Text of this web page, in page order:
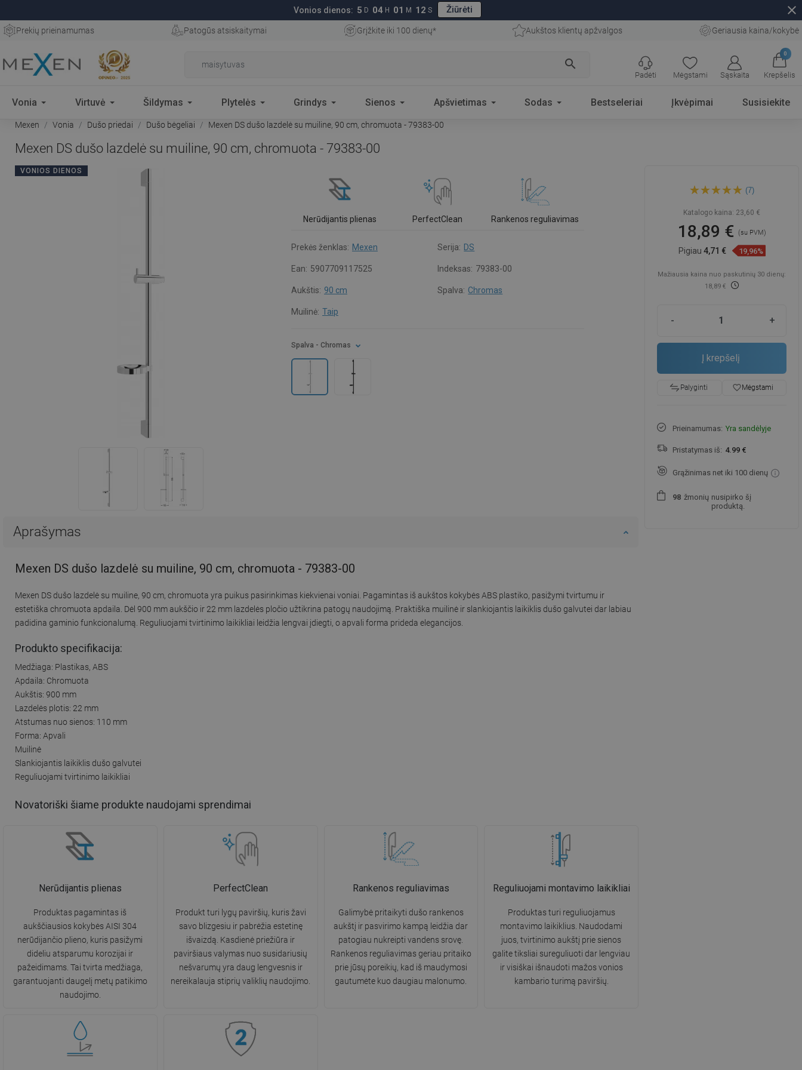
Vonios dienos: 5 D 04 H 01 M 11 S Žiūrėti close
Prekių prieinamumas Patogūs atsiskaitymai Grįžkite iki 100 dienų* Aukštos klientų apžvalgos Geriausia kaina/kokybė
search
Mėgstami Sąskaita
0
Krepšelis
Padėti
Vonia Virtuvė Šildymas Plytelės Grindys Sienos Apšvietimas Sodas Bestseleriai Įkvėpimai Susisiekite
Mexen Vonia Dušo priedai Dušo bėgeliai Mexen DS dušo lazdelė su muiline, 90 cm, chromuota - 79383-00
Mexen DS dušo lazdelė su muiline, 90 cm, chromuota - 79383-00
VONIOS DIENOS
Nerūdijantis plienas PerfectClean Rankenos reguliavimas
Prekės ženklas: Mexen Serija: DS
Ean: 5907709117525 Indeksas: 79383-00
Aukštis: 90 cm Spalva: Chromas
Muilinė: Taip
Spalva - Chromas
Aprašymas
Mexen DS dušo lazdelė su muiline, 90 cm, chromuota - 79383-00
Mexen DS dušo lazdelė su muiline, 90 cm, chromuota yra puikus pasirinkimas kiekvienai voniai. Pagamintas iš aukštos kokybės ABS plastiko, pasižymi tvirtumu ir
estetiška chromuota apdaila. Dėl 900 mm aukščio ir 22 mm lazdelės pločio užtikrina patogų naudojimą. Praktiška muilinė ir slankiojantis laikiklis dušo galvutei dar labiau
padidina gaminio funkcionalumą. Reguliuojami tvirtinimo laikikliai leidžia lengvai įdiegti, o apvali forma prideda elegancijos.
Produkto specifikacija:
Medžiaga: Plastikas, ABS
Apdaila: Chromuota
Aukštis: 900 mm
Lazdelės plotis: 22 mm
Atstumas nuo sienos: 110 mm
Forma: Apvali
Muilinė
Slankiojantis laikiklis dušo galvutei
Reguliuojami tvirtinimo laikikliai
Novatoriški šiame produkte naudojami sprendimai
Nerūdijantis plienas
Produktas pagamintas iš
aukščiausios kokybės AISI 304
nerūdijančio plieno, kuris pasižymi
dideliu atsparumu korozijai ir
pažeidimams. Tai tvirta medžiaga,
garantuojanti daugelį metų patikimo
naudojimo.
PerfectClean
Produkt turi lygų paviršių, kuris žavi
savo blizgesiu ir pabrėžia estetinę
išvaizdą. Kasdienė priežiūra ir
paviršiaus valymas nuo susidariusių
nešvarumų yra daug lengvesnis ir
nereikalauja stiprių valiklių naudojimo.
Rankenos reguliavimas
Galimybė pritaikyti dušo rankenos
aukštį ir pasvirimo kampą leidžia dar
patogiau nukreipti vandens srovę.
Rankenos reguliavimas geriau pritaiko
prie jūsų poreikių, kad iš maudymosi
gautumėte kuo daugiau malonumo.
Reguliuojami montavimo laikikliai
Produktas turi reguliuojamus
montavimo laikiklius. Naudodami
juos, tvirtinimo aukštį prie sienos
galite tiksliai sureguliuoti dar lengviau
ir visiškai išnaudoti mažos vonios
kambario turimą paviršių.
muiline, 90 cm, chromuota -
(7)
Katalogo kaina: 23,60 €
18,89 € (su PVM)
Pigiau4,71 € 19,96%
Mažiausia kaina nuo paskutinių 30 dienų:
18,89 €
- +
Į krepšelį
Palyginti favorite_borderMėgstami
Prieinamumas: Yra sandėlyje
Pristatymas iš: 4.99 €
Grąžinimas net iki 100 dienų
98 žmonių nusipirko šį
produktą.